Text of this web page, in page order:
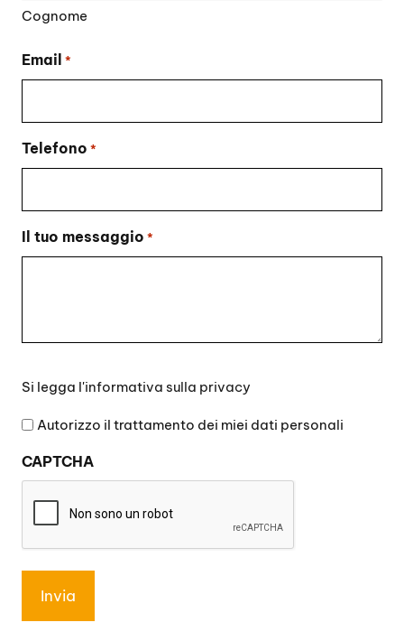
Cognome
Email *
Telefono *
Il tuo messaggio *
legga
l'informativa
privacy
Si legga l'informativa sulla privacy
Autorizzo il trattamento dei miei dati personali
CAPTCHA